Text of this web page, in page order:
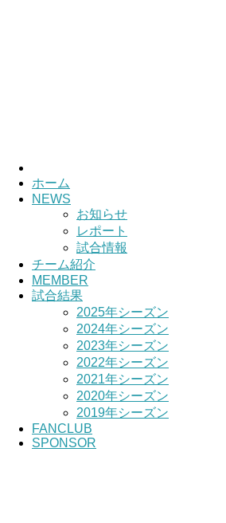
ホーム
NEWS
お知らせ
レポート
試合情報
チーム紹介
MEMBER
試合結果
2025年シーズン
2024年シーズン
2023年シーズン
2022年シーズン
2021年シーズン
2020年シーズン
2019年シーズン
FANCLUB
SPONSOR